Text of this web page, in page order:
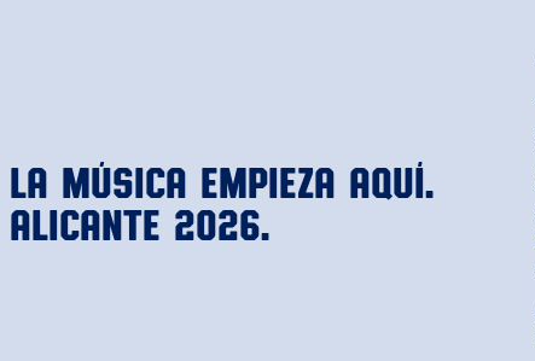
La música empieza aquí.
ALICANTE 2026.